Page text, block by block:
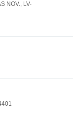
NOV., LV-